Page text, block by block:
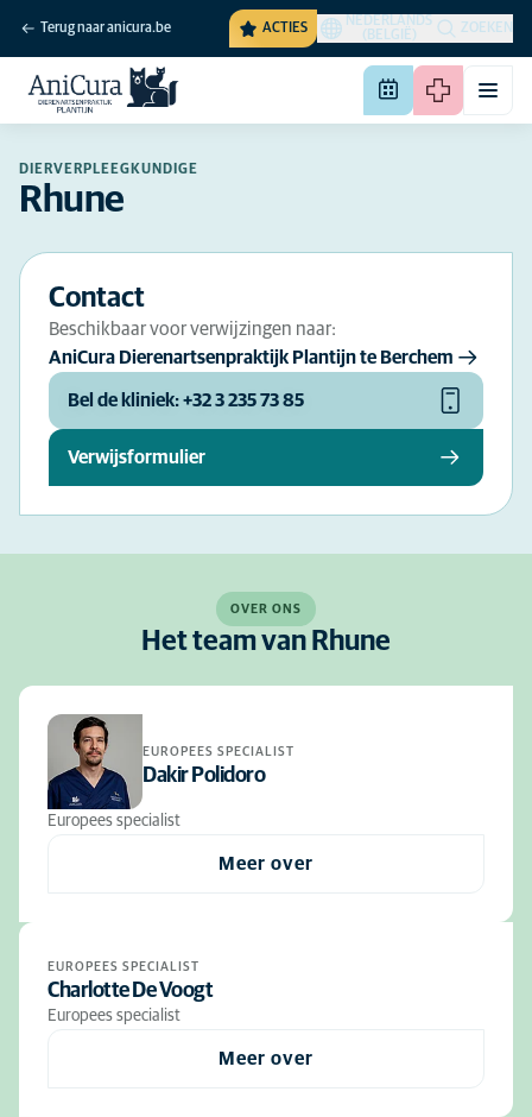
Terug naar anicura.be ACTIES
NEDERLANDS
(BELGIË)
ZOEKEN
DIERVERPLEEGKUNDIGE
Rhune
Contact
Beschikbaar voor verwijzingen naar:
AniCura Dierenartsenpraktijk Plantijn te Berchem
Bel de kliniek: +32 3 235 73 85
Verwijsformulier
OVER ONS
Het team van Rhune
EUROPEES SPECIALIST
Dakir Polidoro
Europees specialist
Meer over
EUROPEES SPECIALIST
Charlotte De Voogt
Europees specialist
Meer over